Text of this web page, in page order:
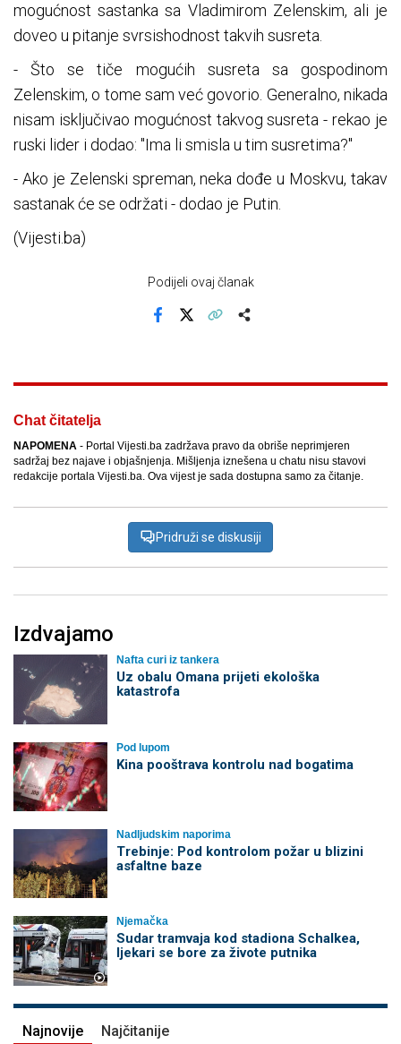
mogućnost sastanka sa Vladimirom Zelenskim, ali je
doveo u pitanje svrsishodnost takvih susreta.
- Što se tiče mogućih susreta sa gospodinom
Zelenskim, o tome sam već govorio. Generalno, nikada
nisam isključivao mogućnost takvog susreta - rekao je
ruski lider i dodao: "Ima li smisla u tim susretima?"
- Ako je Zelenski spreman, neka dođe u Moskvu, takav
sastanak će se održati - dodao je Putin.
(Vijesti.ba)
Podijeli ovaj članak
Chat čitatelja
NAPOMENA - Portal Vijesti.ba zadržava pravo da obriše neprimjeren
sadržaj bez najave i objašnjenja. Mišljenja iznešena u chatu nisu stavovi
redakcije portala Vijesti.ba. Ova vijest je sada dostupna samo za čitanje.
Pridruži se diskusiji
Izdvajamo
Nafta curi iz tankera
Uz obalu Omana prijeti ekološka
katastrofa
Pod lupom
Kina pooštrava kontrolu nad bogatima
Nadljudskim naporima
Trebinje: Pod kontrolom požar u blizini
asfaltne baze
Njemačka
Sudar tramvaja kod stadiona Schalkea,
ljekari se bore za živote putnika
Najnovije Najčitanije